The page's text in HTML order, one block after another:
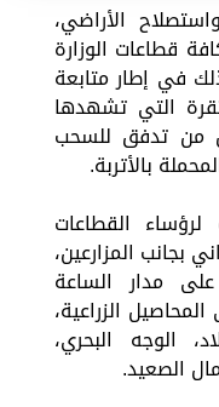
الأراضي،
قطاعات الوزارة
في إطار متابعة
التي تشهدها
من تدفق للسحب
بالأتربة.
القطاعات
بجانب المزارعين،
مدار الساعة
الزراعية،
الوجه البحري،
الصعيد.